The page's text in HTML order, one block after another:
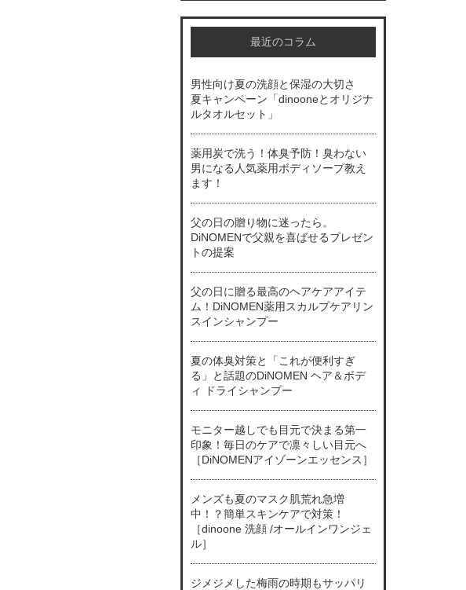
最近のコラム
男性向け夏の洗顔と保湿の大切さ
夏キャンペーン「dinooneとオリジナ
ルタオルセット」
薬用炭で洗う！体臭予防！臭わない
男になる人気薬用ボディソープ教え
ます！
父の日の贈り物に迷ったら。
DiNOMENで父親を喜ばせるプレゼン
トの提案
父の日に贈る最高のヘアケアアイテ
ム！DiNOMEN薬用スカルプケアリン
スインシャンプー
夏の体臭対策と「これが便利すぎ
る」と話題のDiNOMEN ヘア＆ボデ
ィ ドライシャンプー
モニター越しでも目元で決まる第一
印象！毎日のケアで凛々しい目元へ
［DiNOMENアイゾーンエッセンス］
メンズも夏のマスク肌荒れ急増
中！？簡単スキンケアで対策！
［dinoone 洗顔 /オールインワンジェ
ル］
ジメジメした梅雨の時期もサッパリ